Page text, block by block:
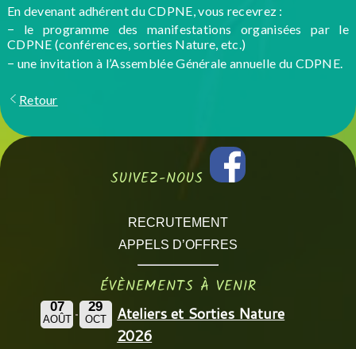
En devenant adhérent du CDPNE, vous recevrez :
− le programme des manifestations organisées par le
CDPNE (conférences, sorties Nature, etc.)
− une invitation à l’Assemblée Générale annuelle du CDPNE.
Retour
SUIVEZ-NOUS
RECRUTEMENT
APPELS D’OFFRES
ÉVÈNEMENTS À VENIR
07
AOÛT
29
OCT
Ateliers et Sorties Nature
2026